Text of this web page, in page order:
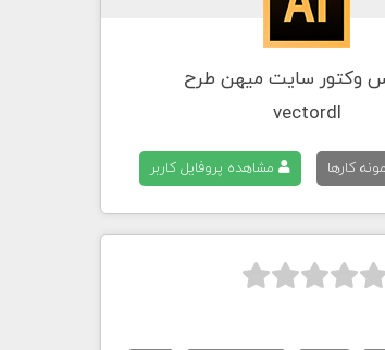
وکتور سایت میهن طرح
vectordl
کارها مشاهده پروفایل کاربر